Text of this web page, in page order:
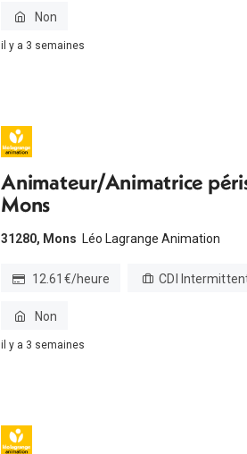
Non
il y a 3 semaines
Animateur/Animatrice
Mons
31280, Mons Léo Lagrange Animation
12.61€/heure CDI
Non
il y a 3 semaines